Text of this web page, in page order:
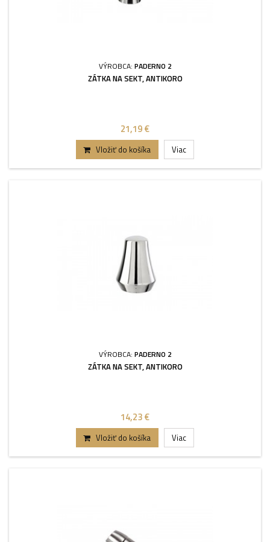
VÝROBCA: PADERNO 2
ZÁTKA NA SEKT, ANTIKORO
21,19 €
Vložiť do košíka Viac
VÝROBCA: PADERNO 2
ZÁTKA NA SEKT, ANTIKORO
14,23 €
Vložiť do košíka Viac